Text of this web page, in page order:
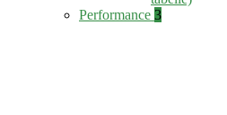
Performance 3